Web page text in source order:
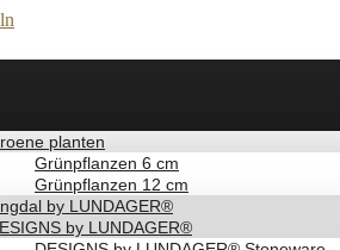
planten
Grünpflanzen 6 cm
Grünpflanzen 12 cm
by LUNDAGER®
by LUNDAGER®